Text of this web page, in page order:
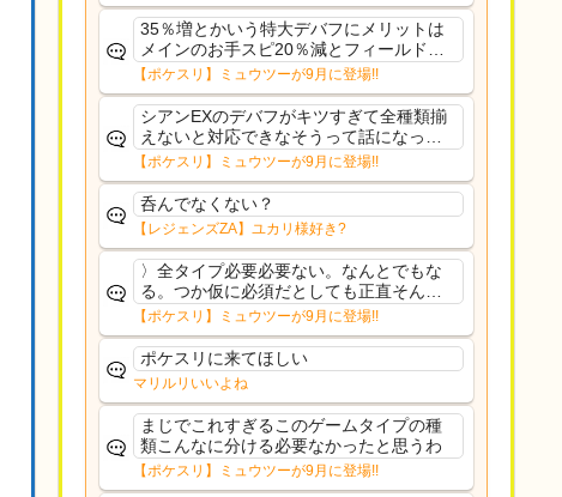
35％増とかいう特大デバフにメリットは
メインのお手スピ20％減とフィールド効
果のみフェアリーノーマルとか引いたら
まともに料理も作れないし終わり控えめ
に言ってカス
【ポケスリ】ミュウツーが9月に登場!!
シアンEXのデバフがキツすぎて全種類揃
えないと対応できなそうって話になって
るわ
【ポケスリ】ミュウツーが9月に登場!!
呑んでなくない？
【レジェンズZA】ユカリ様好き?
〉全タイプ必要必要ない。なんとでもな
る。つか仮に必須だとしても正直そんな
もんに付き合う気は無い。運営は時間の
リソースを甘く見すぎなのよ。ポケスリ
やったことないやろうなと思ってる。〉
ラピスEX最短二年後...
【ポケスリ】ミュウツーが9月に登場!!
ポケスリに来てほしい
マリルリいいよね
まじでこれすぎるこのゲームタイプの種
類こんなに分ける必要なかったと思うわ
【ポケスリ】ミュウツーが9月に登場!!